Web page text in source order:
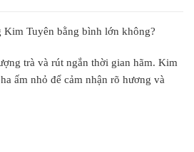
Kim Tuyên bằng bình lớn không?
trà và rút ngắn thời gian hãm. Kim
ấm nhỏ để cảm nhận rõ hương và